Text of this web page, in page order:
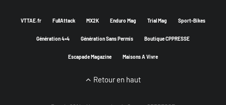
VTTAE.fr FullAttack MX2K Enduro Mag Trial Mag Sport-Bikes
Génération 4×4 Génération Sans Permis Boutique CPPRESSE
Escapade Magazine Maisons A Vivre
Retour en haut